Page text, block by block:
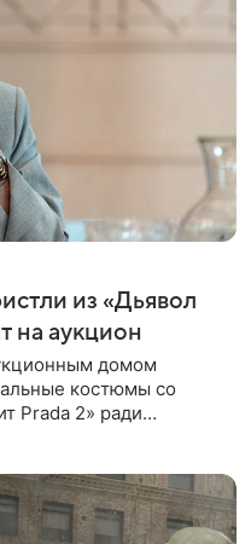
из «Дьявол
на аукцион
домом
костюмы со
Prada 2» ради